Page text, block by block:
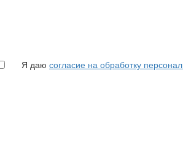
Я даю согласие на обработку